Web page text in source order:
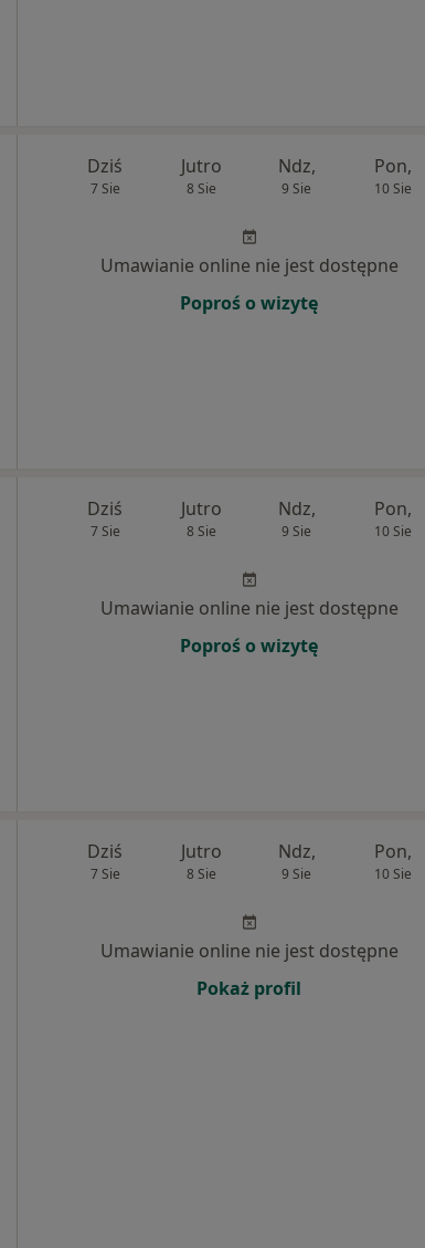
Dziś
7 Sie
Jutro
8 Sie
Ndz,
9 Sie
Pon,
10 Sie
Umawianie online nie jest dostępne
Poproś o wizytę
Dziś
7 Sie
Jutro
8 Sie
Ndz,
9 Sie
Pon,
10 Sie
Umawianie online nie jest dostępne
Poproś o wizytę
Dziś
7 Sie
Jutro
8 Sie
Ndz,
9 Sie
Pon,
10 Sie
Umawianie online nie jest dostępne
Pokaż profil